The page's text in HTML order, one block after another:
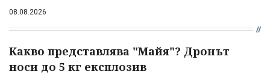
08.08.2026
Какво представлява "Майя"? Дронът
носи до 5 кг експлозив